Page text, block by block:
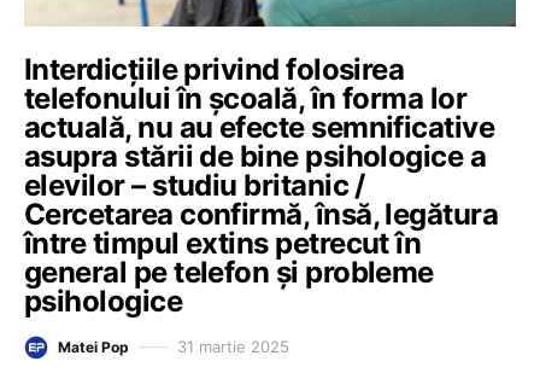
Interdicțiile privind folosirea
telefonului în școală, în forma lor
actuală, nu au efecte semnificative
asupra stării de bine psihologice a
elevilor – studiu britanic /
Cercetarea confirmă, însă, legătura
între timpul extins petrecut în
general pe telefon și probleme
psihologice
Matei Pop 31 martie 2025